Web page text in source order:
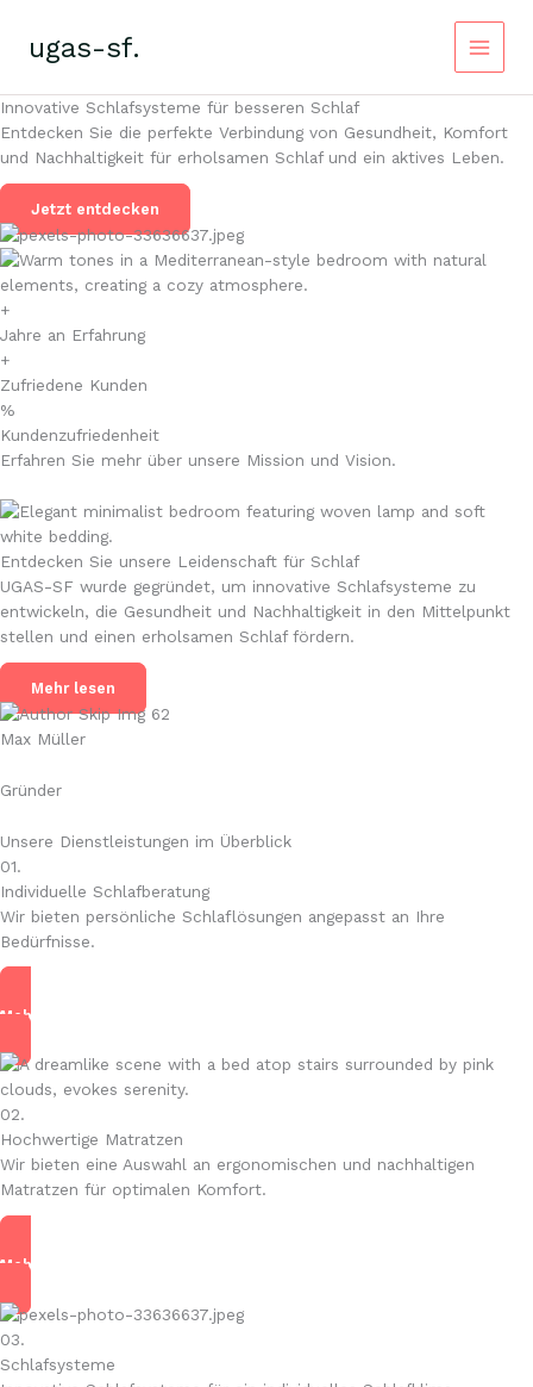
springenugas-sf.
Main
Innovative Schlafsysteme für besseren Schlaf
Entdecken Sie die perfekte Verbindung von Gesundheit, Komfort
und Nachhaltigkeit für erholsamen Schlaf und ein aktives Leben.
Jetzt entdecken
+
Jahre an Erfahrung
+
Zufriedene Kunden
%
Kundenzufriedenheit
Erfahren Sie mehr über unsere Mission und Vision.
Entdecken Sie unsere Leidenschaft für Schlaf
UGAS-SF wurde gegründet, um innovative Schlafsysteme zu
entwickeln, die Gesundheit und Nachhaltigkeit in den Mittelpunkt
stellen und einen erholsamen Schlaf fördern.
Mehr lesen
Max Müller
Gründer
Unsere Dienstleistungen im Überblick
01.
Individuelle Schlafberatung
Wir bieten persönliche Schlaflösungen angepasst an Ihre
Bedürfnisse.
Mehr lesen
02.
Hochwertige Matratzen
Wir bieten eine Auswahl an ergonomischen und nachhaltigen
Matratzen für optimalen Komfort.
Mehr lesen
03.
Schlafsysteme